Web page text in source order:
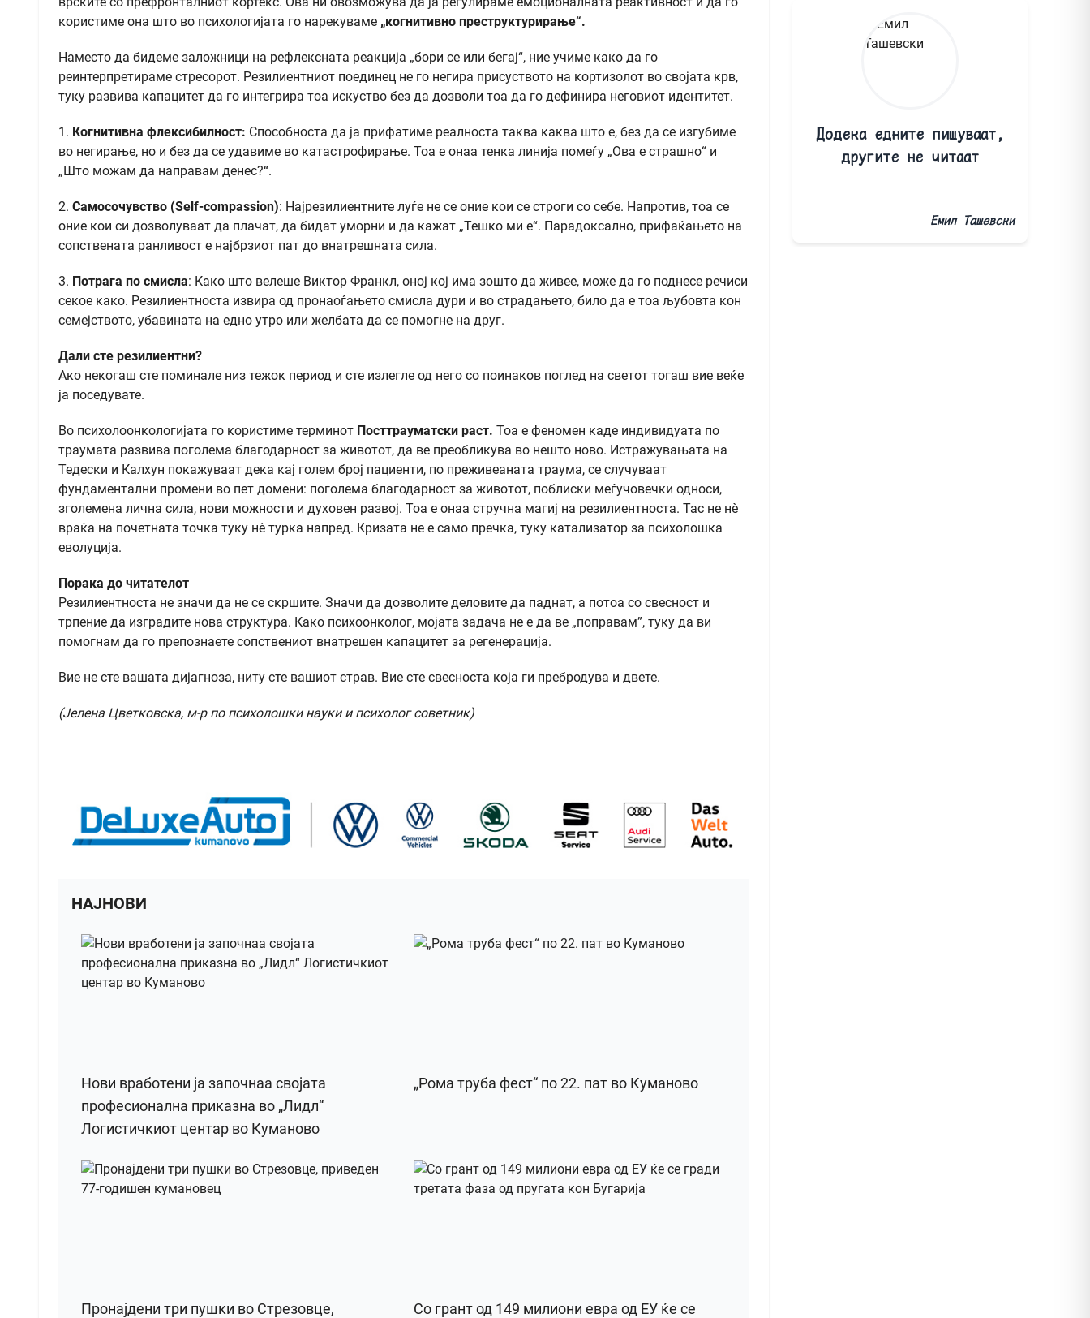
користиме она што во психологијата го нарекуваме „когнитивно преструктурирање“.
Наместо да бидеме заложници на рефлексната реакција „бори се или бегај“, ние учиме како да го
реинтерпретираме стресорот. Резилиентниот поединец не го негира присуството на кортизолот во својата крв,
туку развива капацитет да го интегрира тоа искуство без да дозволи тоа да го дефинира неговиот идентитет.
1. Когнитивна флексибилност: Способноста да ја прифатиме реалноста таква каква што е, без да се изгубиме
во негирање, но и без да се удавиме во катастрофирање. Тоа е онаа тенка линија помеѓу „Ова е страшно“ и
„Што можам да направам денес?“.
2. Самосочувство (Self-compassion): Најрезилиентните луѓе не се оние кои се строги со себе. Напротив, тоа се
оние кои си дозволуваат да плачат, да бидат уморни и да кажат „Тешко ми е“. Парадоксално, прифаќањето на
сопствената ранливост е најбрзиот пат до внатрешната сила.
3. Потрага по смисла: Како што велеше Виктор Франкл, оној кој има зошто да живее, може да го поднесе речиси
секое како. Резилиентноста извира од пронаоѓањето смисла дури и во страдањето, било да е тоа љубовта кон
семејството, убавината на едно утро или желбата да се помогне на друг.
Дали сте резилиентни?
Ако некогаш сте поминале низ тежок период и сте излегле од него со поинаков поглед на светот тогаш вие веќе
ја поседувате.
Во психолоонкологијата го користиме терминот Посттрауматски раст. Тоа е феномен каде индивидуата по
траумата развива поголема благодарност за животот, да ве преобликува во нешто ново. Истражувањата на
Тедески и Калхун покажуваат дека кај голем број пациенти, по преживеаната траума, се случуваат
фундаментални промени во пет домени: поголема благодарност за животот, поблиски меѓучовечки односи,
зголемена лична сила, нови можности и духовен развој. Тоа е онаа стручна магиј на резилиентноста. Тас не нè
враќа на почетната точка туку нè турка напред. Кризата не е само пречка, туку катализатор за психолошка
еволуција.
Порака до читателот
Резилиентноста не значи да не се скршите. Значи да дозволите деловите да паднат, а потоа со свесност и
трпение да изградите нова структура. Како психоонколог, мојата задача не е да ве „поправам”, туку да ви
помогнам да го препознаете сопствениот внатрешен капацитет за регенерација.
Вие не сте вашата дијагноза, ниту сте вашиот страв. Вие сте свесноста која ги пребродува и двете.
(Јелена Цветковска, м-р по психолошки науки и психолог советник)
НАЈНОВИ
Нови вработени ја започнаа својата
професионална приказна во „Лидл“
Логистичкиот центар во Куманово
„Рома труба фест“ по 22. пат во Куманово
Пронајдени три пушки во Стрезовце,
Со грант од 149 милиони евра од ЕУ ќе се
Додека едните пишуваат,
другите не читаат
Емил Ташевски